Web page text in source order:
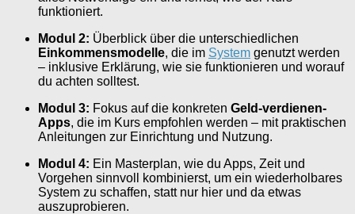
funktioniert.
Modul 2: Überblick über die unterschiedlichen
Einkommensmodelle, die im System genutzt werden
– inklusive Erklärung, wie sie funktionieren und worauf
du achten solltest.
Modul 3: Fokus auf die konkreten Geld-verdienen-
Apps, die im Kurs empfohlen werden – mit praktischen
Anleitungen zur Einrichtung und Nutzung.
Modul 4: Ein Masterplan, wie du Apps, Zeit und
Vorgehen sinnvoll kombinierst, um ein wiederholbares
System zu schaffen, statt nur hier und da etwas
auszuprobieren.